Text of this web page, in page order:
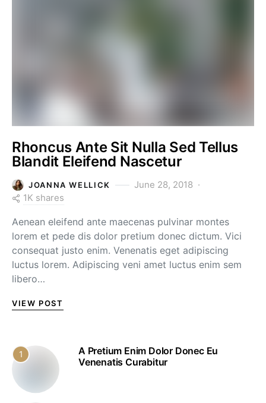
Rhoncus Ante Sit Nulla Sed Tellus
Blandit Eleifend Nascetur
JOANNA WELLICK
June 28, 2018
1K shares
Aenean eleifend ante maecenas pulvinar montes
lorem et pede dis dolor pretium donec dictum. Vici
consequat justo enim. Venenatis eget adipiscing
luctus lorem. Adipiscing veni amet luctus enim sem
libero…
VIEW POST
1
A Pretium Enim Dolor Donec Eu
Venenatis Curabitur